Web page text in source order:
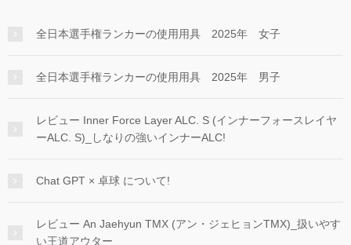
全日本選手権ランカーの使用用具 2025年 女子
全日本選手権ランカーの使用用具 2025年 男子
レビュー Inner Force Layer ALC. S (インナーフォースレイヤ
ーALC. S)_しなりの強いインナーALC!
Chat GPT × 卓球 について!
レビュー An Jaehyun TMX (アン・ジェヒョンTMX)_扱いやす
い王道アウター